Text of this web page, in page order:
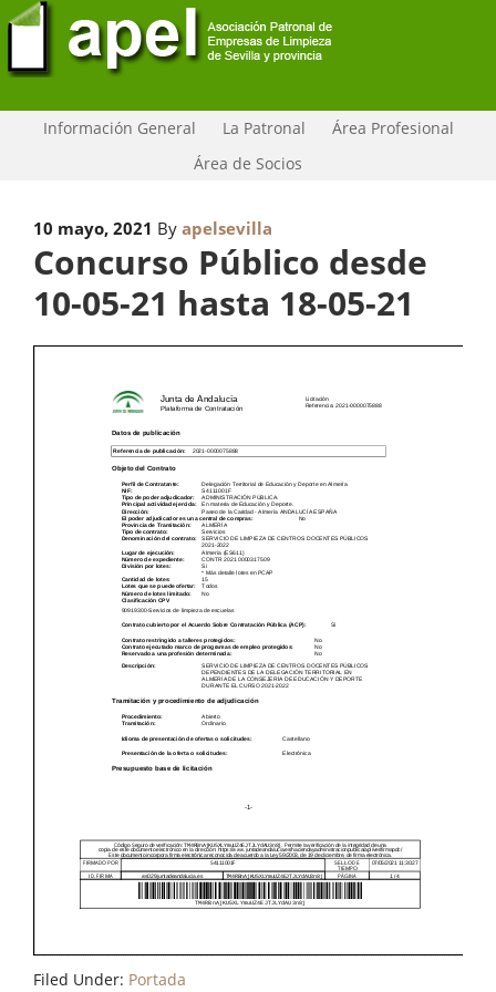
Información General La Patronal
Área Profesional
Área de Socios
10 mayo, 2021 By apelsevilla
Concurso Público desde
10-05-21 hasta 18-05-21
Filed Under: Portada